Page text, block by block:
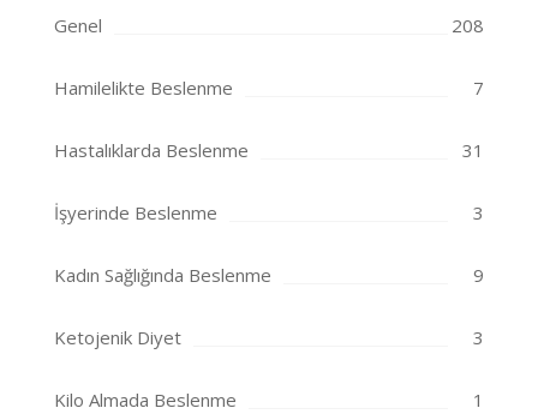
Genel 208
Hamilelikte Beslenme 7
Hastalıklarda Beslenme 31
İşyerinde Beslenme 3
Kadın Sağlığında Beslenme 9
Ketojenik Diyet 3
Kilo Almada Beslenme 1